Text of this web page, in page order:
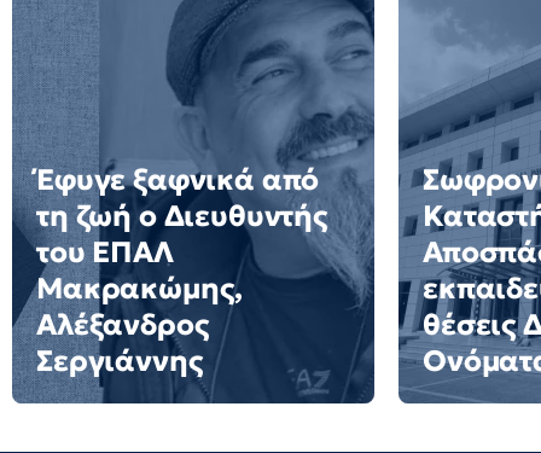
Έφυγε ξαφνικά από
τη ζωή ο Διευθυντής
του ΕΠΑΛ
Μακρακώμης,
Αλέξανδρος
Σεργιάννης
θέσεις